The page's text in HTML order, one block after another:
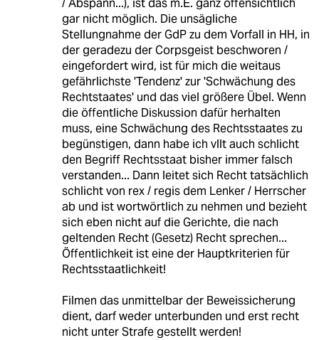
/ Abspann...), ist das m.E. ganz offensichtlich
gar nicht möglich. Die unsägliche
Stellungnahme der GdP zu dem Vorfall in HH, in
der geradezu der Corpsgeist beschworen /
eingefordert wird, ist für mich die weitaus
gefährlichste 'Tendenz' zur 'Schwächung des
Rechtstaates' und das viel größere Übel. Wenn
die öffentliche Diskussion dafür herhalten
muss, eine Schwächung des Rechtsstaates zu
begünstigen, dann habe ich vllt auch schlicht
den Begriff Rechtsstaat bisher immer falsch
verstanden... Dann leitet sich Recht tatsächlich
schlicht von rex / regis dem Lenker / Herrscher
ab und ist wortwörtlich zu nehmen und bezieht
sich eben nicht auf die Gerichte, die nach
geltenden Recht (Gesetz) Recht sprechen...
Öffentlichkeit ist eine der Hauptkriterien für
Rechtsstaatlichkeit!
Filmen das unmittelbar der Beweissicherung
dient, darf weder unterbunden und erst recht
nicht unter Strafe gestellt werden!